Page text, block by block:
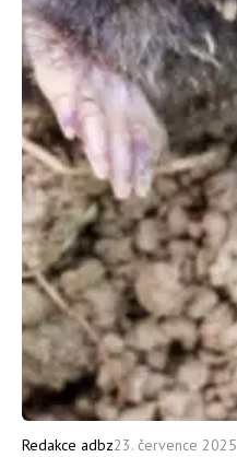
Redakce adbz23. července 2025